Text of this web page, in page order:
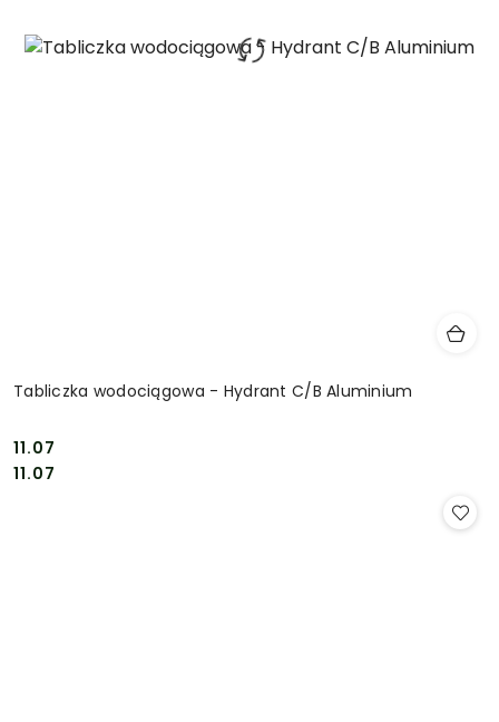
Tabliczka wodociągowa - Hydrant C/B Aluminium
Cena:
11.07
Cena:
11.07